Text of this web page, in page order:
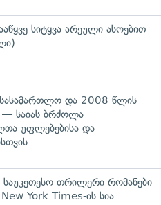
სიტყვა არეული ასოებით
სასამართლო და 2008 წლის
— საიას ბრძოლა
უფლებებისა და
საუკეთესო თრილერი რომანები
York Times-ის სია